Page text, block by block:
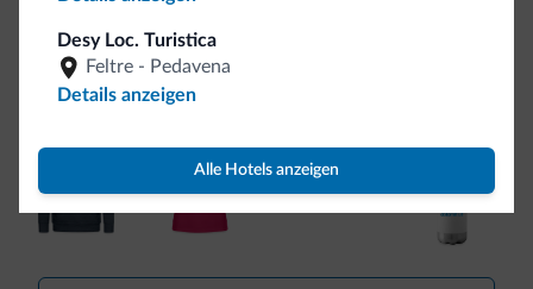
Desy Loc. Turistica
Feltre - Pedavena
Details anzeigen
Alle Hotels anzeigen
So viele von Ihnen haben uns gefragt. Die neue Kollektion
von Dolomiti.it ist da!